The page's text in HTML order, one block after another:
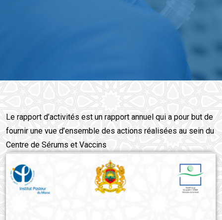
Le rapport d’activités est un rapport annuel qui a pour but de
fournir une vue d’ensemble des actions réalisées au sein du
Centre de Sérums et Vaccins